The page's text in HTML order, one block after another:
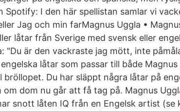
I den här spellistan samlar vi
Jag och min farMagnus Uggla •
låtar från Sverige med svensk eller
"Du är den vackraste jag mött, inte
låtar som passar till både Magnus
bröllopet. Du har släppt några låtar på
dom nu går att få tag på. Magnus
snott låten IQ från en Engelsk artist (se